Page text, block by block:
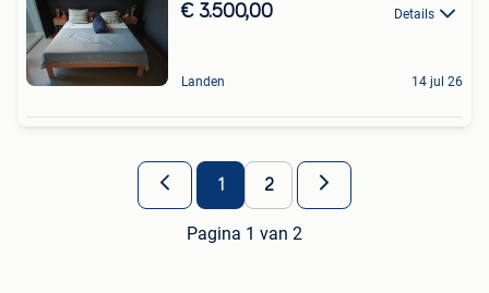
€ 3.500,00 Details
Landen 14 jul 26
1 2
Pagina 1 van 2